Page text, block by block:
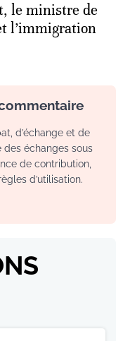
le ministre de
l’immigration
d’échange et de
échanges sous
de contribution,
d’utilisation.